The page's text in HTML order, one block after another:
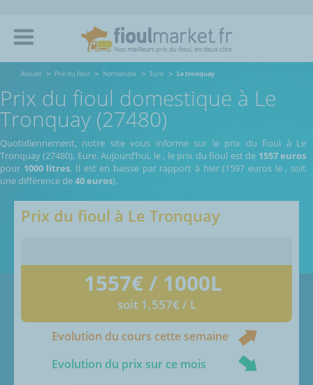
Accueil Prix du fioul Normandie Eure Le tronquay
Prix du fioul domestique à Le
Tronquay (27480)
Quotidiennement, notre site vous informe sur le prix du fioul à Le
Tronquay (27480), Eure.Aujourd’hui, le , le prix du fioul est de 1557 euros
pour 1000 litres. Il est en baisse par rapport à hier (1597 euros le, soit
une différence de40 euros).
Prix du fioul à Le Tronquay
1557€ / 1000L
soit 1,557€ / L
Evolution du cours cette semaine
Evolution du prix sur ce mois